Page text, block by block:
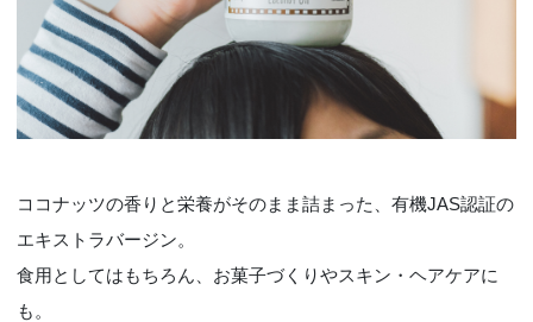
ココナッツの香りと栄養がそのまま詰まった、有機JAS認証の
エキストラバージン。
食用としてはもちろん、お菓子づくりやスキン・ヘアケアに
も。